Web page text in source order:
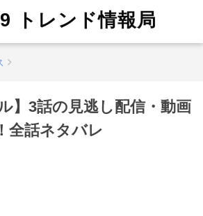
トレンド情報局
】3話の見逃し配信・動画
全話ネタバレ